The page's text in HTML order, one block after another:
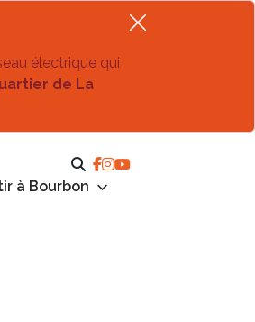
électrique qui
de La
à Bourbon